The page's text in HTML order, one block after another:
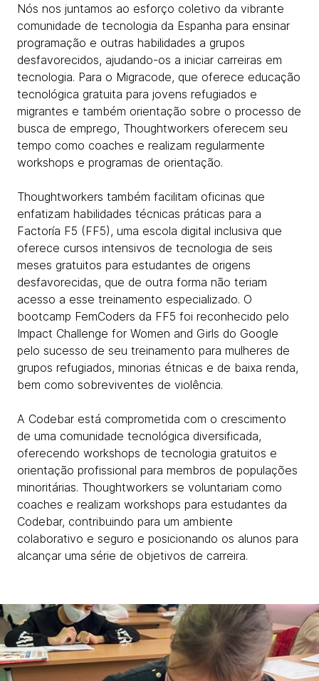
Nós nos juntamos ao esforço coletivo da vibrante
comunidade de tecnologia da Espanha para ensinar
programação e outras habilidades a grupos
desfavorecidos, ajudando-os a iniciar carreiras em
tecnologia. Para o Migracode, que oferece educação
tecnológica gratuita para jovens refugiados e
migrantes e também orientação sobre o processo de
busca de emprego, Thoughtworkers oferecem seu
tempo como coaches e realizam regularmente
workshops e programas de orientação.
Thoughtworkers também facilitam oficinas que
enfatizam habilidades técnicas práticas para a
Factoría F5 (FF5), uma escola digital inclusiva que
oferece cursos intensivos de tecnologia de seis
meses gratuitos para estudantes de origens
desfavorecidas, que de outra forma não teriam
acesso a esse treinamento especializado. O
bootcamp FemCoders da FF5 foi reconhecido pelo
Impact Challenge for Women and Girls do Google
pelo sucesso de seu treinamento para mulheres de
grupos refugiados, minorias étnicas e de baixa renda,
bem como sobreviventes de violência.
A Codebar está comprometida com o crescimento
de uma comunidade tecnológica diversificada,
oferecendo workshops de tecnologia gratuitos e
orientação profissional para membros de populações
minoritárias. Thoughtworkers se voluntariam como
coaches e realizam workshops para estudantes da
Codebar, contribuindo para um ambiente
colaborativo e seguro e posicionando os alunos para
alcançar uma série de objetivos de carreira.